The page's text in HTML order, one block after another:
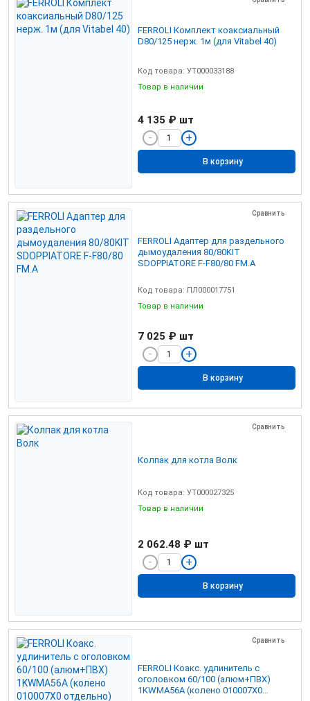
FERROLI Комплект коаксиальный
D80/125 нерж. 1м (для Vitabel 40)
Код товара: УТ000033188
Товар в наличии
4 135 ₽ шт
В корзину
Сравнить
FERROLI Адаптер для раздельного
дымоудаления 80/80KIT
SDOPPIATORE F-F80/80 FM.A
Код товара: ПЛ000017751
Товар в наличии
7 025 ₽ шт
В корзину
Сравнить
Колпак для котла Волк
Код товара: УТ000027325
Товар в наличии
2 062.48 ₽ шт
В корзину
Сравнить
FERROLI Коакс. удлинитель с
оголовком 60/100 (алюм+ПВХ)
1KWMA56A (колено 010007Х0